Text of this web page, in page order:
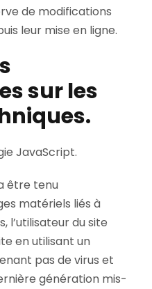
de modifications
leur mise en ligne.
sur les
JavaScript.
être tenu
matériels liés à
l’utilisateur du site
en utilisant un
pas de virus et
génération mis-